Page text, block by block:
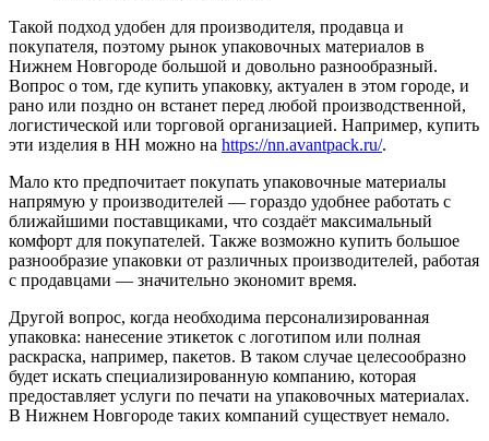
Такой подход удобен для производителя, продавца и
покупателя, поэтому рынок упаковочных материалов в
Нижнем Новгороде большой и довольно разнообразный.
Вопрос о том, где купить упаковку, актуален в этом городе, и
рано или поздно он встанет перед любой производственной,
логистической или торговой организацией. Например, купить
эти изделия в НН можно на https://nn.avantpack.ru/.
Мало кто предпочитает покупать упаковочные материалы
напрямую у производителей — гораздо удобнее работать с
ближайшими поставщиками, что создаёт максимальный
комфорт для покупателей. Также возможно купить большое
разнообразие упаковки от различных производителей, работая
с продавцами — значительно экономит время.
Другой вопрос, когда необходима персонализированная
упаковка: нанесение этикеток с логотипом или полная
раскраска, например, пакетов. В таком случае целесообразно
будет искать специализированную компанию, которая
предоставляет услуги по печати на упаковочных материалах.
В Нижнем Новгороде таких компаний существует немало.